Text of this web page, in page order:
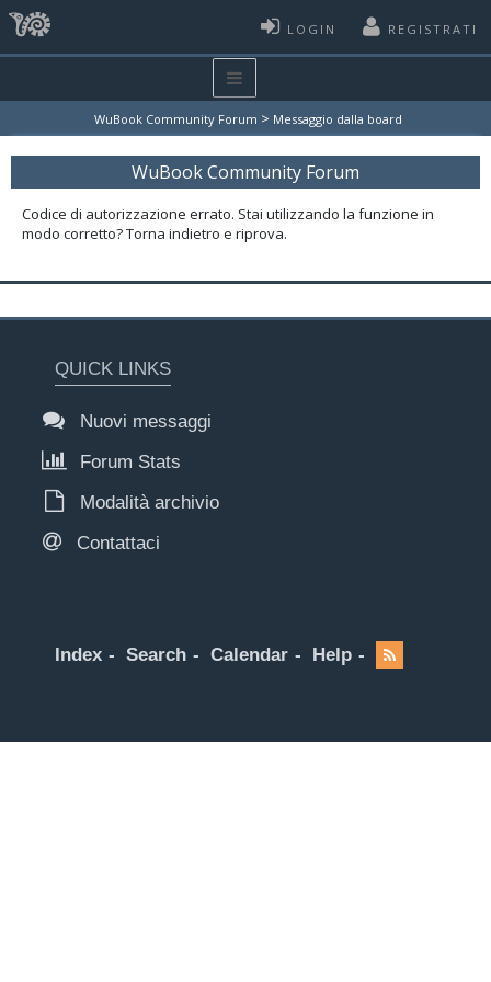
LOGIN REGISTRATI
WuBook Community Forum > Messaggio dalla board
WuBook Community Forum
Codice di autorizzazione errato. Stai utilizzando la funzione in
modo corretto? Torna indietro e riprova.
QUICK LINKS
Nuovi messaggi
Forum Stats
Modalità archivio
Contattaci
Index Search Calendar Help